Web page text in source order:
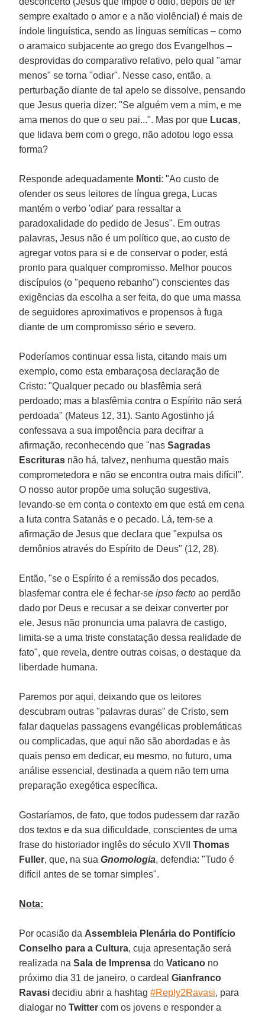
sempre exaltado o amor e a não violência!) é mais de
índole linguística, sendo as línguas semíticas – como
o aramaico subjacente ao grego dos Evangelhos –
desprovidas do comparativo relativo, pelo qual "amar
menos" se torna "odiar". Nesse caso, então, a
perturbação diante de tal apelo se dissolve, pensando
que Jesus queria dizer: "Se alguém vem a mim, e me
ama menos do que o seu pai...". Mas por que Lucas,
que lidava bem com o grego, não adotou logo essa
forma?
Responde adequadamente Monti: "Ao custo de
ofender os seus leitores de língua grega, Lucas
mantém o verbo 'odiar' para ressaltar a
paradoxalidade do pedido de Jesus". Em outras
palavras, Jesus não é um político que, ao custo de
agregar votos para si e de conservar o poder, está
pronto para qualquer compromisso. Melhor poucos
discípulos (o "pequeno rebanho") conscientes das
exigências da escolha a ser feita, do que uma massa
de seguidores aproximativos e propensos à fuga
diante de um compromisso sério e severo.
Poderíamos continuar essa lista, citando mais um
exemplo, como esta embaraçosa declaração de
Cristo: "Qualquer pecado ou blasfêmia será
perdoado; mas a blasfêmia contra o Espírito não será
perdoada" (Mateus 12, 31). Santo Agostinho já
confessava a sua impotência para decifrar a
afirmação, reconhecendo que "nasSagradas
Escrituras não há, talvez, nenhuma questão mais
comprometedora e não se encontra outra mais difícil".
O nosso autor propõe uma solução sugestiva,
levando-se em conta o contexto em que está em cena
a luta contra Satanás e o pecado. Lá, tem-se a
afirmação de Jesus que declara que "expulsa os
demônios através do Espírito de Deus" (12, 28).
Então, "se o Espírito é a remissão dos pecados,
blasfemar contra ele é fechar-seipso factoao perdão
dado por Deus e recusar a se deixar converter por
ele. Jesus não pronuncia uma palavra de castigo,
limita-se a uma triste constatação dessa realidade de
fato", que revela, dentre outras coisas, o destaque da
liberdade humana.
Paremos por aqui, deixando que os leitores
descubram outras "palavras duras" de Cristo, sem
falar daquelas passagens evangélicas problemáticas
ou complicadas, que aqui não são abordadas e às
quais penso em dedicar, eu mesmo, no futuro, uma
análise essencial, destinada a quem não tem uma
preparação exegética específica.
Gostaríamos, de fato, que todos pudessem dar razão
dos textos e da sua dificuldade, conscientes de uma
frase do historiador inglês do século XVIIThomas
Fuller, que, na suaGnomologia, defendia: "Tudo é
difícil antes de se tornar simples".
Nota:
Por ocasião da Assembleia Plenária do Pontifício
Conselho para a Cultura, cuja apresentação será
realizada naSala de ImprensadoVaticano no
próximo dia 31 de janeiro, o cardealGianfranco
Ravasidecidiu abrir a hashtag#Reply2Ravasi, para
dialogar noTwittercom os jovens e responder a